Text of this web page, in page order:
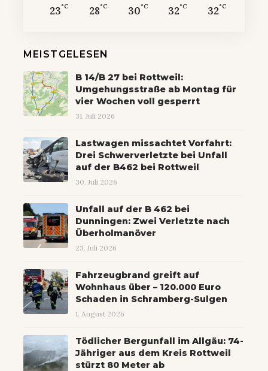
23°C 28°C 30°C 32°C 32°C
MEISTGELESEN
B 14/B 27 bei Rottweil:
Umgehungsstraße ab Montag für
vier Wochen voll gesperrt
31. Juli 2026
Lastwagen missachtet Vorfahrt:
Drei Schwerverletzte bei Unfall
auf der B462 bei Rottweil
30. Juli 2026
Unfall auf der B 462 bei
Dunningen: Zwei Verletzte nach
Überholmanöver
23. Juli 2026
Fahrzeugbrand greift auf
Wohnhaus über – 120.000 Euro
Schaden in Schramberg-Sulgen
1. August 2026
Tödlicher Bergunfall im Allgäu: 74-
Jähriger aus dem Kreis Rottweil
stürzt 80 Meter ab